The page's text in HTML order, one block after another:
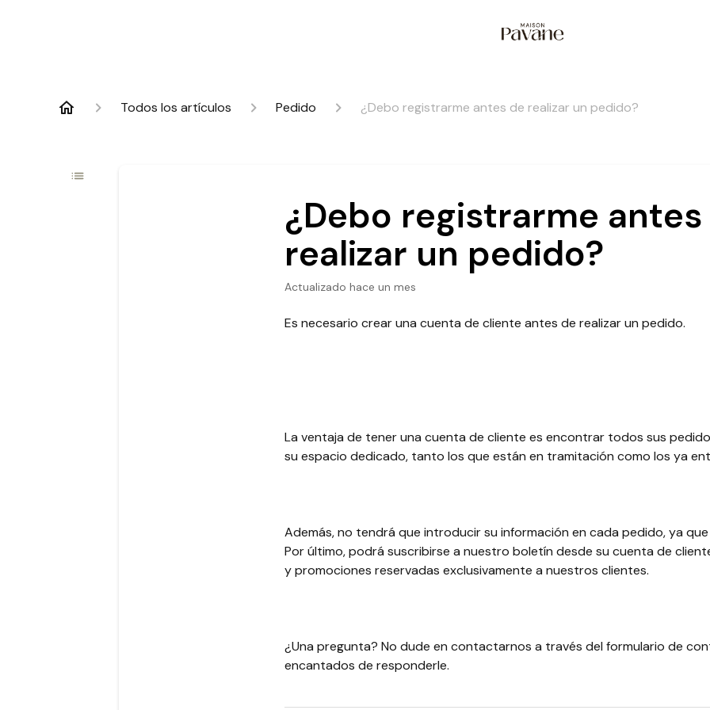
Todos los artículos Pedido ¿Debo registrarme antes de realizar un pedido?
¿Debo registrarme
realizar un pedido?
Actualizado hace un mes
Es necesario crear una cuenta de cliente antes de realizar un pedido.
La ventaja de tener una cuenta de cliente es encontrar todos sus
su espacio dedicado, tanto los que están en tramitación como los ya
Además, no tendrá que introducir su información en cada pedido, ya
Por último, podrá suscribirse a nuestro boletín desde su cuenta de
y promociones reservadas exclusivamente a nuestros clientes.
¿Una pregunta? No dude en contactarnos a través del formulario de
encantados de responderle.